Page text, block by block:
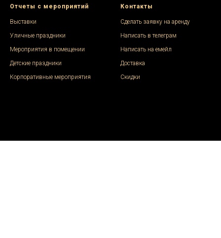
Отчеты с мероприятий
Выставки
Уличные праздники
Мероприятия в помещении
Детские праздники
Корпоративные мероприятия
Контакты
Сделать заявку на аренду
Написать в телеграм
Написать на емейл
Доставка
Скидки